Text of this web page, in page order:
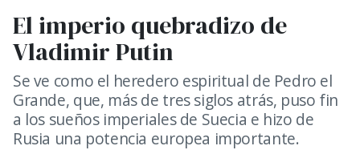
El imperio quebradizo de
Vladimir Putin
Se ve como el heredero espiritual de Pedro el
Grande, que, más de tres siglos atrás, puso fin
a los sueños imperiales de Suecia e hizo de
Rusia una potencia europea importante.